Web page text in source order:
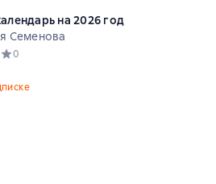
на 2026 год
Семенова
Средний рейтинг 0 на основе 0 оценок
0